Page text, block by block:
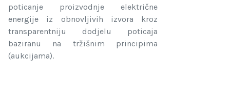
poticanje proizvodnje električne
energije iz obnovljivih izvora kroz
transparentniju dodjelu poticaja
baziranu na tržišnim principima
(aukcijama).